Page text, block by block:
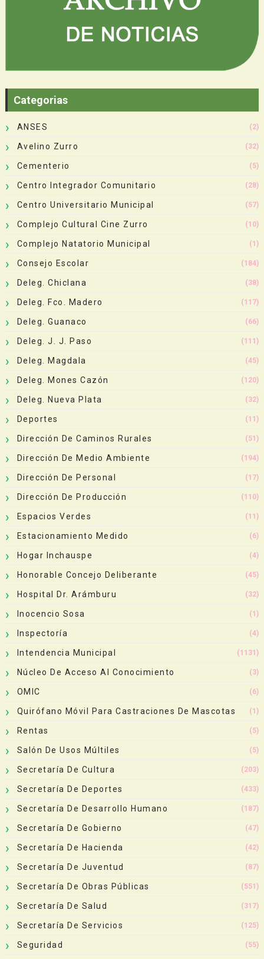
Categorias
ANSES (2)
Avelino Zurro (32)
Cementerio (5)
Centro Integrador Comunitario (28)
Centro Universitario Municipal (57)
Complejo Cultural Cine Zurro (10)
Complejo Natatorio Municipal (1)
Consejo Escolar (184)
Deleg. Chiclana (38)
Deleg. Fco. Madero (117)
Deleg. Guanaco (66)
Deleg. J. J. Paso (111)
Deleg. Magdala (45)
Deleg. Mones Cazón (120)
Deleg. Nueva Plata (32)
Deportes (11)
Dirección De Caminos Rurales (51)
Dirección De Medio Ambiente (194)
Dirección De Personal (17)
Dirección De Producción (110)
Espacios Verdes (11)
Estacionamiento Medido (6)
Hogar Inchauspe (4)
Honorable Concejo Deliberante (45)
Hospital Dr. Arámburu (32)
Inocencio Sosa (1)
Inspectoría (4)
Intendencia Municipal (1131)
Núcleo De Acceso Al Conocimiento (3)
OMIC (6)
Quirófano Móvil Para Castraciones De Mascotas (1)
Rentas (5)
Salón De Usos Múltiles (5)
Secretaría De Cultura (203)
Secretaría De Deportes (433)
Secretaría De Desarrollo Humano (187)
Secretaría De Gobierno (47)
Secretaría De Hacienda (42)
Secretaría De Juventud (87)
Secretaría De Obras Públicas (551)
Secretaría De Salud (317)
Secretaría De Servicios (125)
Seguridad (55)